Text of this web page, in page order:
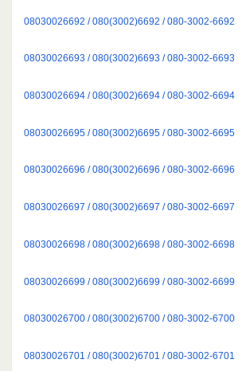
08030026692 / 080(3002)6692 / 080-3002-6692
08030026693 / 080(3002)6693 / 080-3002-6693
08030026694 / 080(3002)6694 / 080-3002-6694
08030026695 / 080(3002)6695 / 080-3002-6695
08030026696 / 080(3002)6696 / 080-3002-6696
08030026697 / 080(3002)6697 / 080-3002-6697
08030026698 / 080(3002)6698 / 080-3002-6698
08030026699 / 080(3002)6699 / 080-3002-6699
08030026700 / 080(3002)6700 / 080-3002-6700
08030026701 / 080(3002)6701 / 080-3002-6701